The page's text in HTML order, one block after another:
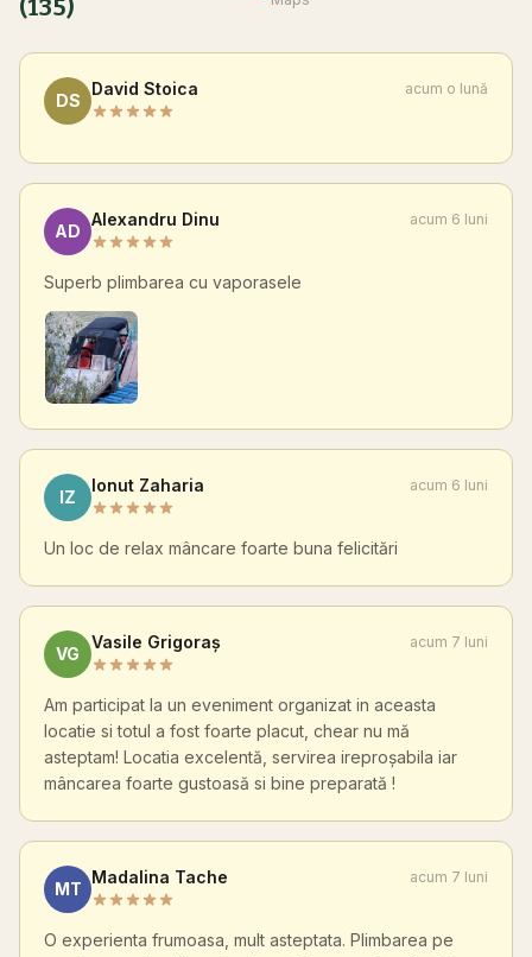
(135)
DS
David Stoica acum o lună
AD
Alexandru Dinu acum 6 luni
Superb plimbarea cu vaporasele
IZ
Ionut Zaharia acum 6 luni
Un loc de relax mâncare foarte buna felicitări
VG
Vasile Grigoraș acum 7 luni
Am participat la un eveniment organizat in aceasta
locatie si totul a fost foarte placut, chear nu mă
asteptam! Locatia excelentă, servirea ireproșabila iar
mâncarea foarte gustoasă si bine preparată !
MT
Madalina Tache acum 7 luni
O experienta frumoasa, mult asteptata. Plimbarea pe